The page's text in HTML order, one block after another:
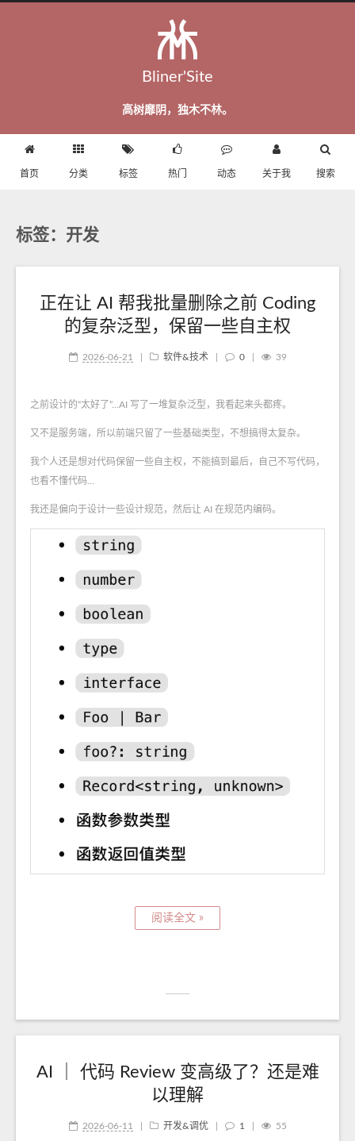
Bliner'Site
高树靡阴，独木不林。
首页 分类 标签 热门 动态 关于我 搜索
标签：开发
正在让 AI 帮我批量删除之前 Coding
的复杂泛型，保留一些自主权
2026-06-21 软件&技术 0 39
之前设计的“太好了”...AI 写了一堆复杂泛型，我看起来头都疼。
又不是服务端，所以前端只留了一些基础类型，不想搞得太复杂。
我个人还是想对代码保留一些自主权，不能搞到最后，自己不写代码，
也看不懂代码...
我还是偏向于设计一些设计规范，然后让 AI 在规范内编码。
阅读全文 »
AI ｜ 代码 Review 变高级了？还是难
以理解
2026-06-11 开发&调优 1 55